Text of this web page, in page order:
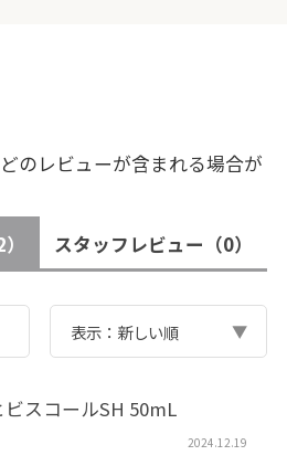
のレビューが含まれる場合が
スタッフレビュー （0）
表示：新しい順
スコールSH 50mL
2024.12.19